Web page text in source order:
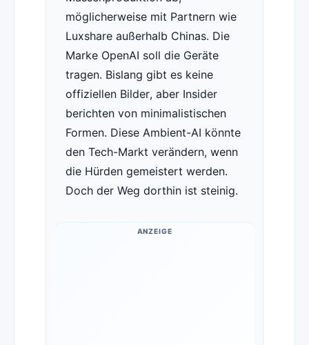
möglicherweise mit Partnern wie
Luxshare außerhalb Chinas. Die
Marke OpenAI soll die Geräte
tragen. Bislang gibt es keine
offiziellen Bilder, aber Insider
berichten von minimalistischen
Formen. Diese Ambient-AI könnte
den Tech-Markt verändern, wenn
die Hürden gemeistert werden.
Doch der Weg dorthin ist steinig.
ANZEIGE